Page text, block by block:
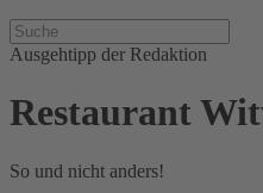
Ausgehtipp der Redaktion
Restaurant
So und nicht anders!